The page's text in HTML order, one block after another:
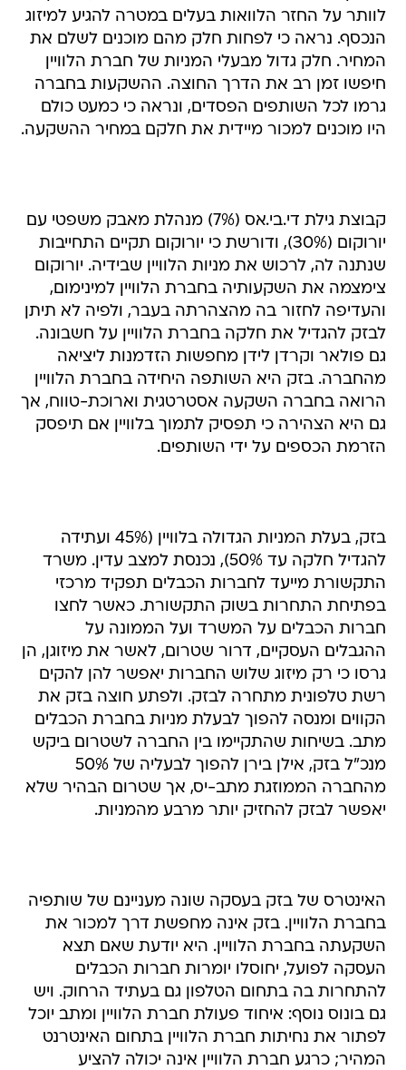
לוותר על החזר הלוואות בעלים במטרה להגיע למיזוג
הנכסף. נראה כי לפחות חלק מהם מוכנים לשלם את
המחיר. חלק גדול מבעלי המניות של חברת הלוויין
חיפשו זמן רב את הדרך החוצה. ההשקעות בחברה
גרמו לכל השותפים הפסדים, ונראה כי כמעט כולם
היו מוכנים למכור מיידית את חלקם במחיר ההשקעה.
קבוצת גילת די.בי.אס (7%) מנהלת מאבק משפטי עם
יורוקום (30%), ודורשת כי יורוקום תקיים התחייבות
שנתנה לה, לרכוש את מניות הלוויין שבידיה. יורוקום
צימצמה את השקעותיה בחברת הלוויין למינימום,
והעדיפה לחזור בה מהצהרתה בעבר, ולפיה לא תיתן
לבזק להגדיל את חלקה בחברת הלוויין על חשבונה.
גם פולאר וקרדן לידן מחפשות הזדמנות ליציאה
מהחברה. בזק היא השותפה היחידה בחברת הלוויין
הרואה בחברה השקעה אסטרטגית וארוכת-טווח, אך
גם היא הצהירה כי תפסיק לתמוך בלוויין אם תיפסק
הזרמת הכספים על ידי השותפים.
בזק, בעלת המניות הגדולה בלוויין (45% ועתידה
להגדיל חלקה עד 50%), נכנסת למצב עדין. משרד
התקשורת מייעד לחברות הכבלים תפקיד מרכזי
בפתיחת התחרות בשוק התקשורת. כאשר לחצו
חברות הכבלים על המשרד ועל הממונה על
ההגבלים העסקיים, דרור שטרום, לאשר את מיזוגן, הן
גרסו כי רק מיזוג שלוש החברות יאפשר להן להקים
רשת טלפונית מתחרה לבזק. ולפתע חוצה בזק את
הקווים ומנסה להפוך לבעלת מניות בחברת הכבלים
מתב. בשיחות שהתקיימו בין החברה לשטרום ביקש
מנכ"ל בזק, אילן בירן להפוך לבעליה של 50%
מהחברה הממוזגת מתב-יס, אך שטרום הבהיר שלא
יאפשר לבזק להחזיק יותר מרבע מהמניות.
האינטרס של בזק בעסקה שונה מעניינם של שותפיה
בחברת הלוויין. בזק אינה מחפשת דרך למכור את
השקעתה בחברת הלוויין. היא יודעת שאם תצא
העסקה לפועל, יחוסלו יומרות חברות הכבלים
להתחרות בה בתחום הטלפון גם בעתיד הרחוק. ויש
גם בונוס נוסף: איחוד פעולת חברת הלוויין ומתב יוכל
לפתור את נחיתות חברת הלוויין בתחום האינטרנט
המהיר; כרגע חברת הלוויין אינה יכולה להציע